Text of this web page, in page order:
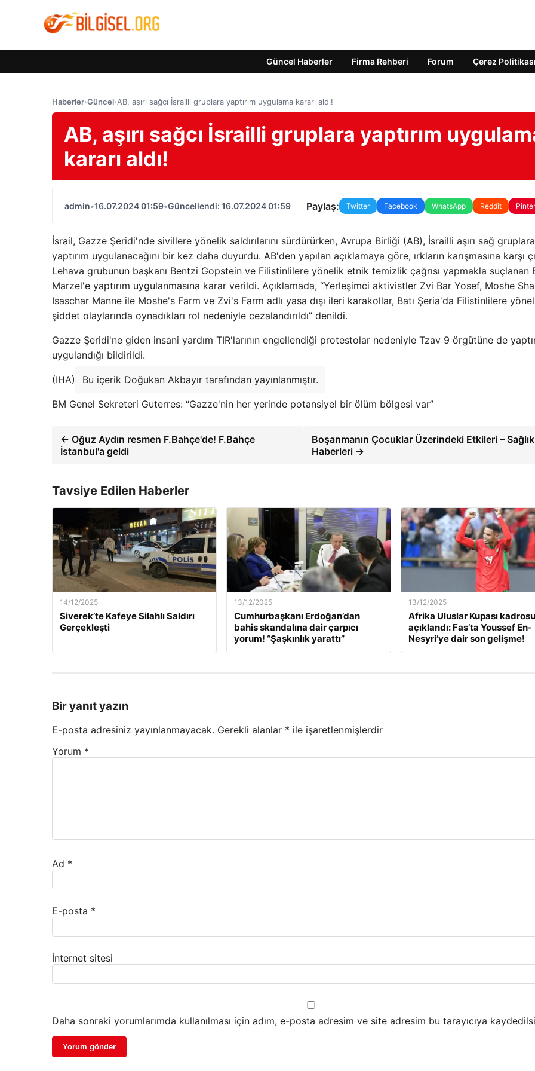
Güncel Haberler Firma Rehberi Forum Çerez Politikası
Haberler›Güncel›AB, aşırı sağcı İsrailli gruplara yaptırım uygulama kararı aldı!
AB, aşırı sağcı İsrailli gruplara yaptırım
kararı aldı!
admin•16.07.2024 01:59•Güncellendi: 16.07.2024 01:59 Paylaş: Twitter Facebook WhatsApp Reddit
İsrail, Gazze Şeridi'nde sivillere yönelik saldırılarını sürdürürken, Avrupa Birliği (AB), İsrailli aşırı sağ gruplara
yaptırım uygulanacağını bir kez daha duyurdu. AB'den yapılan açıklamaya göre, ırkların karışmasına karşı
Lehava grubunun başkanı Bentzi Gopstein ve Filistinlilere yönelik etnik temizlik çağrısı yapmakla suçlanan
Marzel'e yaptırım uygulanmasına karar verildi. Açıklamada, “Yerleşimci aktivistler Zvi Bar Yosef, Moshe
Isaschar Manne ile Moshe's Farm ve Zvi's Farm adlı yasa dışı ileri karakollar, Batı Şeria'da Filistinlilere
şiddet olaylarında oynadıkları rol nedeniyle cezalandırıldı” denildi.
Gazze Şeridi'ne giden insani yardım TIR'larının engellendiği protestolar nedeniyle Tzav 9 örgütüne de
uygulandığı bildirildi.
(IHA) Bu içerik Doğukan Akbayır tarafından yayınlanmıştır.
BM Genel Sekreteri Guterres: “Gazze'nin her yerinde potansiyel bir ölüm bölgesi var”
← Oğuz Aydın resmen F.Bahçe'de! F.Bahçe
İstanbul'a geldi
Boşanmanın Çocuklar Üzerindeki Etkileri – Sağlık
Haberleri →
Tavsiye Edilen Haberler
14/12/2025
Siverek’te Kafeye Silahlı Saldırı
Gerçekleşti
13/12/2025
Cumhurbaşkanı Erdoğan’dan
bahis skandalına dair çarpıcı
yorum! “Şaşkınlık yarattı”
13/12/2025
Afrika Uluslar Kupası kadrosu
açıklandı: Fas’ta Youssef En-
Nesyri’ye dair son gelişme!
Bir yanıt yazın
E-posta adresiniz yayınlanmayacak. Gerekli alanlar * ile işaretlenmişlerdir
Yorum *
Ad *
E-posta *
İnternet sitesi
Daha sonraki yorumlarımda kullanılması için adım, e-posta adresim ve site adresim bu tarayıcıya